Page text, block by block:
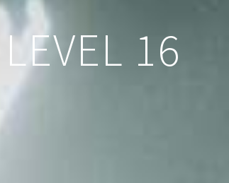
LEVEL 16